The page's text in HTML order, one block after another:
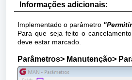
Informações adicionais:
Implementado o parâmetro
Para que seja feito o
deve estar marcado.
Parâmetros> Manutenção>